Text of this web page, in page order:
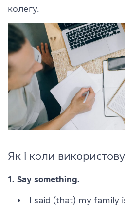
колегу.
Як і коли
1. Say something.
I said (that) my family